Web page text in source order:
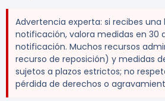
Advertencia experta: si recibes una
notificación, valora medidas en 30
notificación. Muchos recursos
recurso de reposición) y medidas
sujetos a plazos estrictos; no
pérdida de derechos o